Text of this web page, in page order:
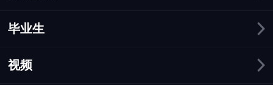
毕业生
视频